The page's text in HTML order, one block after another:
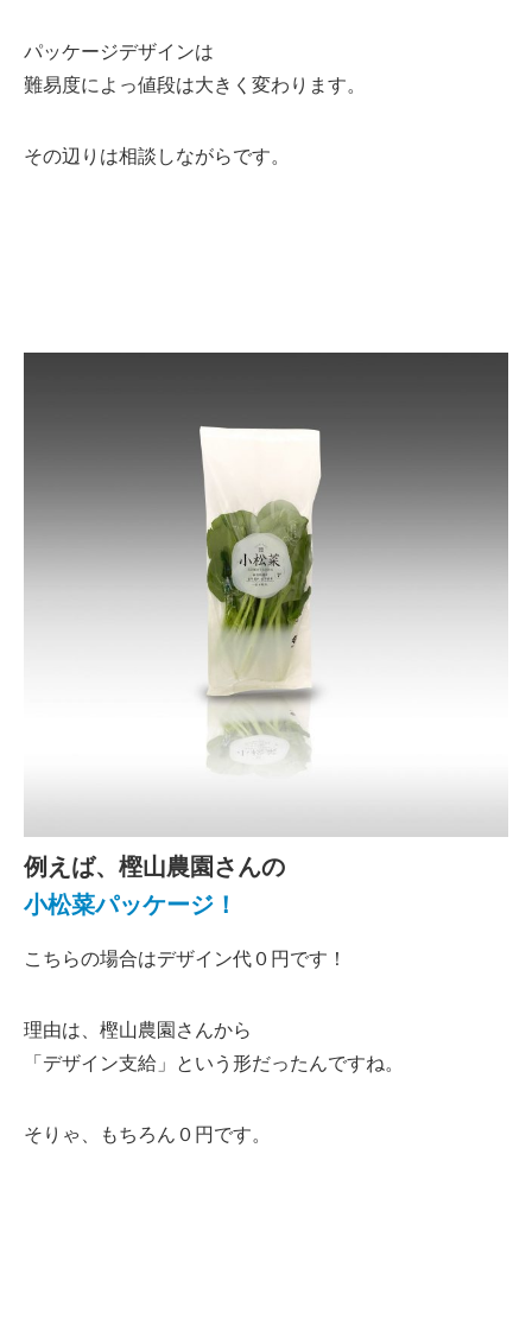
パッケージデザインは
難易度によっ値段は大きく変わります。
その辺りは相談しながらです。
例えば、樫山農園さんの
小松菜パッケージ！
こちらの場合はデザイン代０円です！
理由は、樫山農園さんから
「デザイン支給」という形だったんですね。
そりゃ、もちろん０円です。